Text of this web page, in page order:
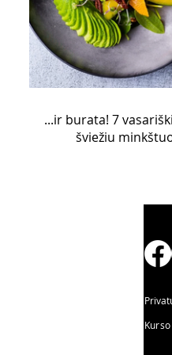
...ir burata! 7
šviežiu